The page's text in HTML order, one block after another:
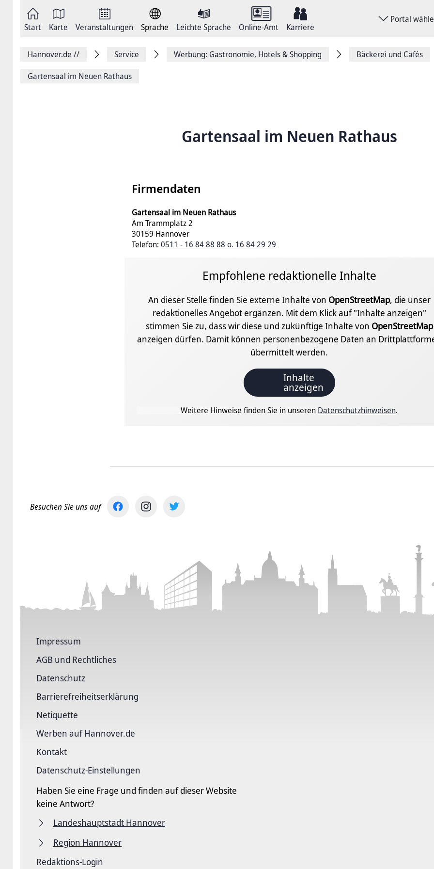
springen
Start Karte Veranstaltungen Sprache Leichte Sprache Online-Amt Karriere
Portal
FacebookHannover.de // Service Werbung: Gastronomie, Hotels & Shopping Bäckerei und Cafés
Gartensaal im Neuen Rathaus
Gartensaal im Neuen Rathaus
Firmendaten
Gartensaal im Neuen Rathaus
Am Trammplatz 2
30159 Hannover
Telefon: 0511 - 16 84 88 88 o. 16 84 29 29
Empfohlene redaktionelle Inhalte
An dieser Stelle finden Sie externe Inhalte von OpenStreetMap, die unser
redaktionelles Angebot ergänzen. Mit dem Klick auf "Inhalte anzeigen"
stimmen Sie zu, dass wir diese und zukünftige Inhalte von OpenStreetMap
anzeigen dürfen. Damit können personenbezogene Daten an
übermittelt werden.
Inhalte
anzeigen
Weitere Hinweise finden Sie in unseren Datenschutzhinweisen.
Besuchen Sie uns auf
Impressum
AGB und Rechtliches
Datenschutz
Barriere­freiheits­erklärung
Netiquette
Werben auf Hannover.de
Kontakt
Datenschutz-Einstellungen
Haben Sie eine Frage und finden auf dieser Website
keine Antwort?
Landeshauptstadt Hannover
Region Hannover
Redaktions-Login